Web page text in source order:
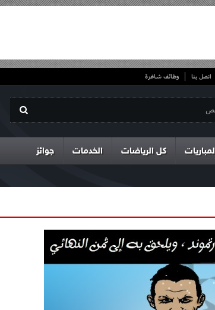
اتصل بنا وظائف شاغرة
كل الرياضات الخدمات جوائز